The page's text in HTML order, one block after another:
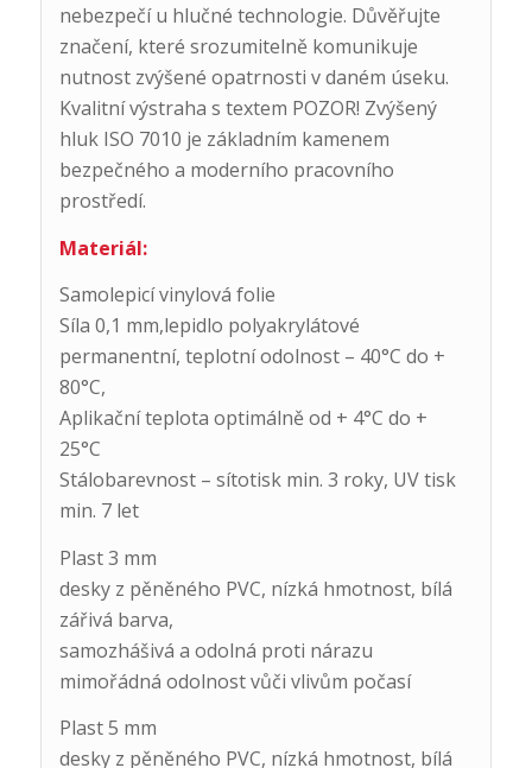
nebezpečí u hlučné technologie. Důvěřujte
značení, které srozumitelně komunikuje
nutnost zvýšené opatrnosti v daném úseku.
Kvalitní výstraha s textem POZOR! Zvýšený
hluk ISO 7010 je základním kamenem
bezpečného a moderního pracovního
prostředí.
Materiál:
Samolepicí vinylová folie
Síla 0,1 mm,lepidlo polyakrylátové
permanentní, teplotní odolnost – 40°C do +
80°C,
Aplikační teplota optimálně od + 4°C do +
25°C
Stálobarevnost – sítotisk min. 3 roky, UV tisk
min. 7 let
Plast 3 mm
desky z pěněného PVC, nízká hmotnost, bílá
zářivá barva,
samozhášivá a odolná proti nárazu
mimořádná odolnost vůči vlivům počasí
Plast 5 mm
desky z pěněného PVC, nízká hmotnost, bílá